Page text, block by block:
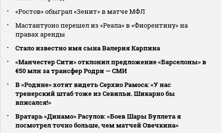
«Ростов» обыграл «Зенит» в матче МФЛ
Мастантуоно перешел из «Реала» в «Фиорентину» на
правах аренды
Стало известно имя сына Валерия Карпина
«Манчестер Сити» отклонил предложение «Барселоны» в
€50 млн за трансфер Родри — СМИ
В «Родине» хотят видеть Серхио Рамоса: «У нас
тренерский штаб тоже из Севильи. Шикарно бы
вписался!»
Вратарь «Динамо» Расулов: «Боев Шары Буллета я
посмотрел точно больше, чем матчей Овечкина»